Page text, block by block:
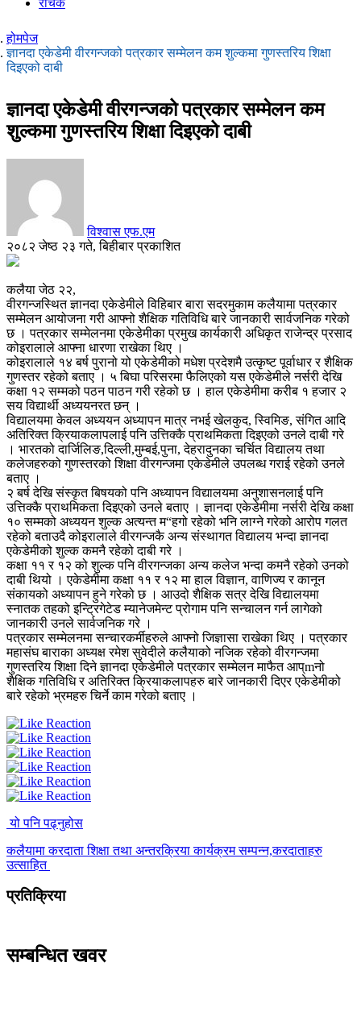
रोचक
होमपेज
ज्ञानदा एकेडेमी वीरगन्जको पत्रकार सम्मेलन कम शुल्कमा गुणस्तरिय शिक्षा
दिइएको दाबी
ज्ञानदा एकेडेमी वीरगन्जको पत्रकार सम्मेलन कम
शुल्कमा गुणस्तरिय शिक्षा दिइएको दाबी
विश्वास एफ.एम
२०८२ जेष्ठ २३ गते, बिहीबार प्रकाशित
कलैया जेठ २२,
वीरगन्जस्थित ज्ञानदा एकेडेमीले विहिबार बारा सदरमुकाम कलैयामा पत्रकार
सम्मेलन आयोजना गरी आफ्नो शैक्षिक गतिविधि बारे जानकारी सार्वजनिक गरेको
छ । पत्रकार सम्मेलनमा एकेडेमीका प्रमुख कार्यकारी अधिकृत राजेन्द्र प्रसाद
कोइरालाले आफ्ना धारणा राखेका थिए ।
कोइरालाले १४ बर्ष पुरानो यो एकेडेमीको मधेश प्रदेशमै उत्कृष्ट पूर्वाधार र शैक्षिक
गुणस्तर रहेको बताए । ५ बिघा परिसरमा फैलिएको यस एकेडेमीले नर्सरी देखि
कक्षा १२ सम्मको पठन पाठन गरी रहेको छ । हाल एकेडेमीमा करीब १ हजार २
सय विद्यार्थी अध्ययनरत छन् ।
विद्यालयमा केवल अध्ययन अध्यापन मात्र नभई खेलकुद, स्विमिङ, संगित आदि
अतिरिक्त क्रियाकलापलाई पनि उत्तिक्कै प्राथमिकता दिइएको उनले दाबी गरे
। भारतको दार्जिलिङ,दिल्ली,मुम्बई,पुना, देहरादुनका चर्चित विद्यालय तथा
कलेजहरुको गुणस्तरको शिक्षा वीरगन्जमा एकेडेमीले उपलब्ध गराई रहेको उनले
बताए ।
२ बर्ष देखि संस्कृत बिषयको पनि अध्यापन विद्यालयमा अनुशासनलाई पनि
उत्तिक्कै प्राथमिकता दिइएको उनले बताए । ज्ञानदा एकेडेमीमा नर्सरी देखि कक्षा
१० सम्मको अध्ययन शुल्क अत्यन्त म“हगो रहेको भनि लाग्ने गरेको आरोप गलत
रहेको बताउदै कोइरालाले वीरगन्जकै अन्य संस्थागत विद्यालय भन्दा ज्ञानदा
एकेडेमीको शुल्क कमनै रहेको दाबी गरे ।
कक्षा ११ र १२ को शुल्क पनि वीरगन्जका अन्य कलेज भन्दा कमनै रहेको उनको
दाबी थियो । एकेडेमीमा कक्षा ११ र १२ मा हाल विज्ञान, वाणिज्य र कानून
संकायको अध्यापन हुने गरेको छ । आउदो शैक्षिक सत्र देखि विद्यालयमा
स्नातक तहको इन्ट्रिगेटेड म्यानेजमेन्ट प्रोगाम पनि सन्चालन गर्न लागेको
जानकारी उनले सार्वजनिक गरे ।
पत्रकार सम्मेलनमा सन्चारकर्मीहरुले आफ्नो जिज्ञासा राखेका थिए । पत्रकार
महासंघ बाराका अध्यक्ष रमेश सुवेदीले कलैयाको नजिक रहेको वीरगन्जमा
गुणस्तरिय शिक्षा दिने ज्ञानदा एकेडेमीले पत्रकार सम्मेलन माफैत आप्mनो
शैक्षिक गतिविधि र अतिरिक्त क्रियाकलापहरु बारे जानकारी दिएर एकेडेमीको
बारे रहेको भ्रमहरु चिर्ने काम गरेको बताए ।
यो पनि पढ्नुहोस
कलैयामा करदाता शिक्षा तथा अन्तरक्रिया कार्यक्रम सम्पन्न,करदाताहरु
उत्साहित
प्रतिक्रिया
सम्बन्धित खवर